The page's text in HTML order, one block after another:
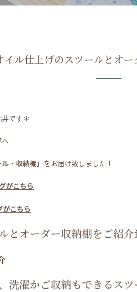
イル仕上げのスツールとオ
です＊
へ
・収納棚」 をお届け致しました！
がこちら
がこちら
とオーダー収納棚をご紹介
洗濯かご収納もできるス